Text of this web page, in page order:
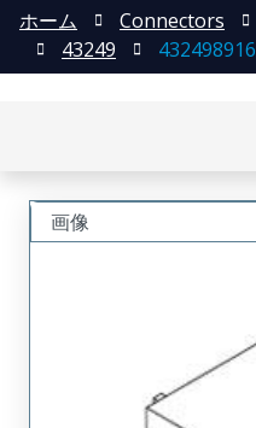
ホーム Connectors
43249
432498916
画像